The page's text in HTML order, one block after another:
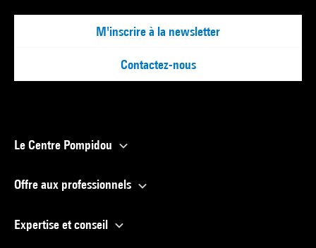
M'inscrire à la newsletter
Contactez-nous
Le Centre Pompidou
Offre aux professionnels
Expertise et conseil